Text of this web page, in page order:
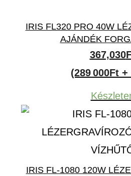
IRIS FL320 PRO 40W
AJÁNDÉK
367,030
(289 000Ft +
IRIS FL-1080 120W